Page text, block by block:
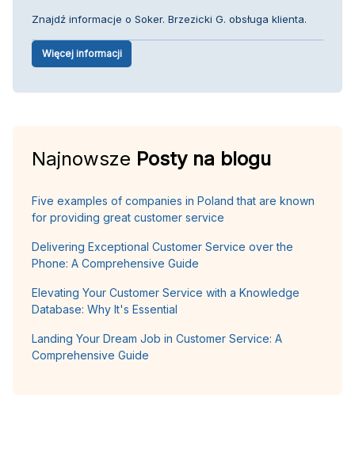
Znajdź informacje o Soker. Brzezicki G. obsługa klienta.
Więcej informacji
Najnowsze Posty na blogu
Five examples of companies in Poland that are known
for providing great customer service
Delivering Exceptional Customer Service over the
Phone: A Comprehensive Guide
Elevating Your Customer Service with a Knowledge
Database: Why It's Essential
Landing Your Dream Job in Customer Service: A
Comprehensive Guide